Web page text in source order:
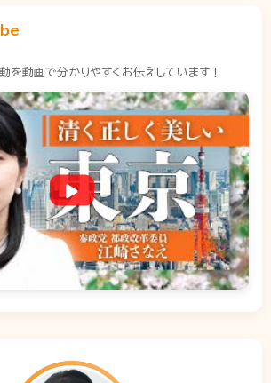
を動画で分かりやすくお伝えしています！